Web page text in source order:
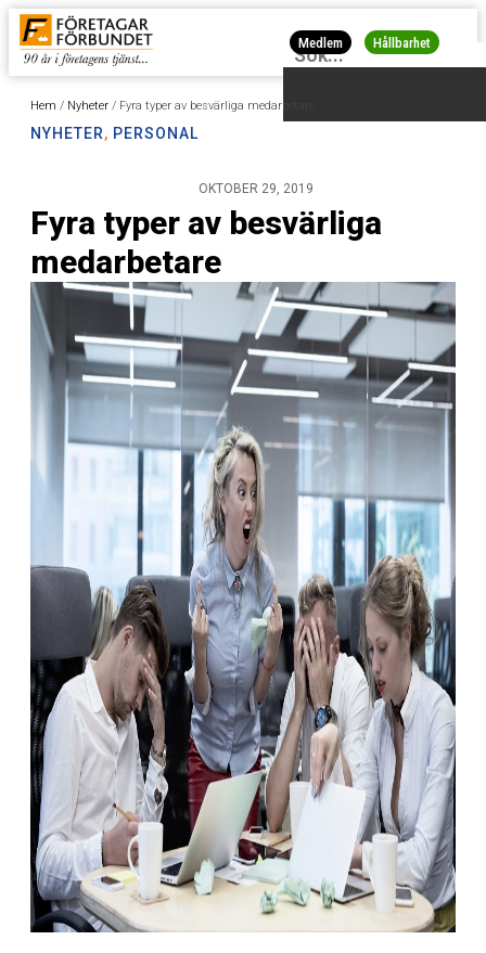
Medlem Hållbarhet
Hem / Nyheter / Fyra typer av besvärliga medarbetare
NYHETER, PERSONAL
OKTOBER 29, 2019
Fyra typer av besvärliga
medarbetare